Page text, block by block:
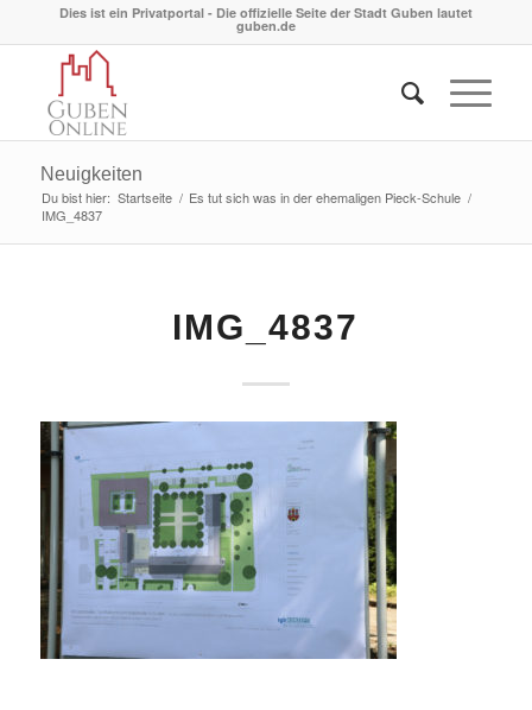
Dies ist ein Privatportal - Die offizielle Seite der Stadt Guben lautet
guben.de
Neuigkeiten
Du bist hier: Startseite / Es tut sich was in der ehemaligen Pieck-Schule /
IMG_4837
IMG_4837